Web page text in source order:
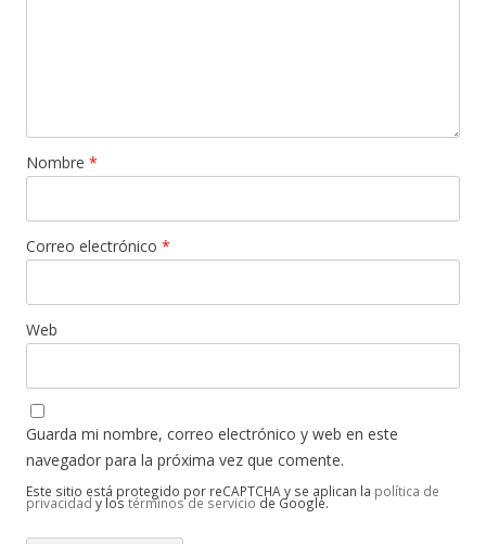
Nombre *
Correo electrónico *
Web
Guarda mi nombre, correo electrónico y web en este
navegador para la próxima vez que comente.
Este sitio está protegido por reCAPTCHA y se aplican la política de
privacidad y los términos de servicio de Google.